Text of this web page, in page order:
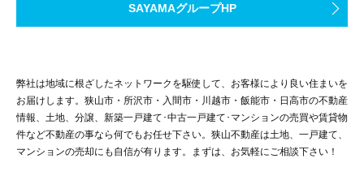
SAYAMAグループHP
弊社は地域に根ざしたネットワークを駆使して、お客様により良い住まいを
お届けします。狭山市・所沢市・入間市・川越市・飯能市・日高市の不動産
情報、土地、分譲、新築一戸建て･中古一戸建て･マンションの売買や賃貸物
件など不動産の事なら何でもお任せ下さい。狭山不動産は土地、一戸建て、
マンションの売却にも自信が有ります。まずは、お気軽にご相談下さい！